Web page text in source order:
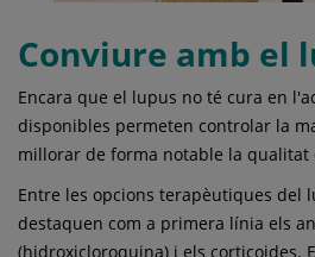
Conviure amb el
Encara que el lupus no té cura en
disponibles permeten controlar la
millorar de forma notable la qualitat
Entre les opcions terapèutiques del
destaquen com a primera línia els
(hidroxicloroquina) i els corticoides.